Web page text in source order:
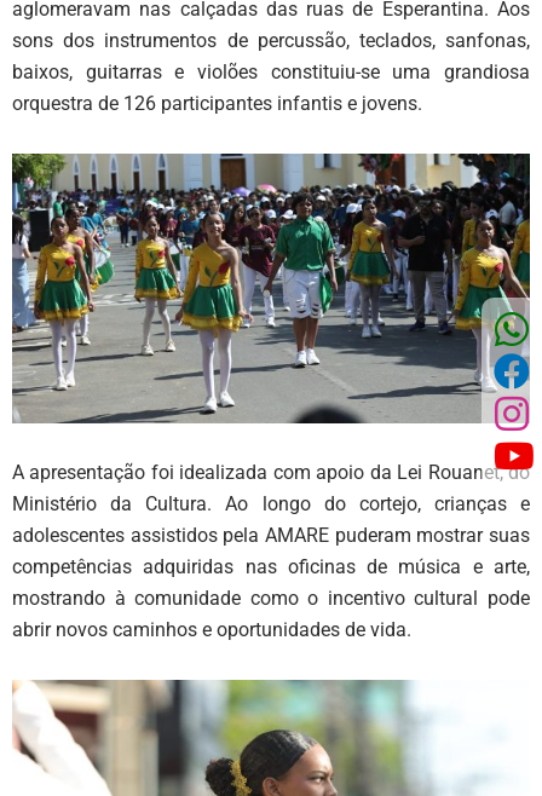
aglomeravam nas calçadas das ruas de Esperantina. Aos
sons dos instrumentos de percussão, teclados, sanfonas,
baixos, guitarras e violões constituiu-se uma grandiosa
orquestra de 126 participantes infantis e jovens.
A apresentação foi idealizada com apoio da Lei Rouanet, do
Ministério da Cultura. Ao longo do cortejo, crianças e
adolescentes assistidos pela AMARE puderam mostrar suas
competências adquiridas nas oficinas de música e arte,
mostrando à comunidade como o incentivo cultural pode
abrir novos caminhos e oportunidades de vida.